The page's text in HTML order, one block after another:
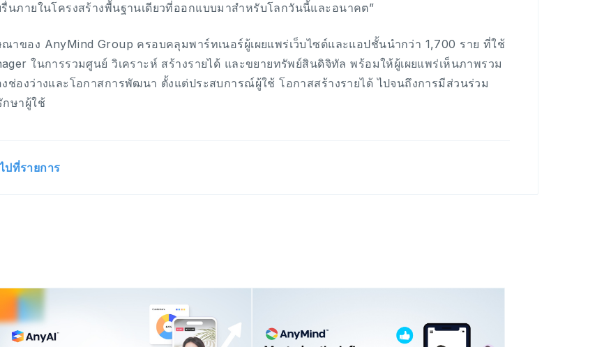
รื่นภายในโครงสร้างพื้นฐานเดียวที่ออกแบบมาสำหรับโลกวันนี้และอนาคต”
าของ AnyMind Group ครอบคลุมพาร์ทเนอร์ผู้เผยแพร่เว็บไซต์และแอปชั้นนำกว่า 1,700 ราย ที่ใช้
ในการรวมศูนย์ วิเคราะห์ สร้างรายได้ และขยายทรัพย์สินดิจิทัล พร้อมให้ผู้เผยแพร่เห็นภาพรวม
งช่องว่างและโอกาสการพัฒนา ตั้งแต่ประสบการณ์ผู้ใช้ โอกาสสร้างรายได้ ไปจนถึงการมีส่วนร่วม
กษาผู้ใช้
ปที่รายการ